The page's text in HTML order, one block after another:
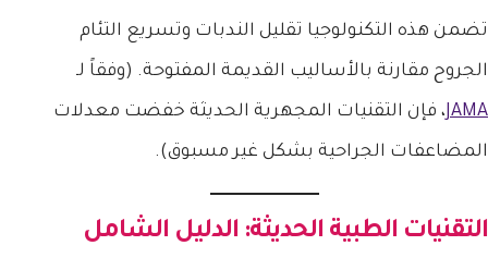
تضمن هذه التكنولوجيا تقليل الندبات وتسريع التئام
الجروح مقارنة بالأساليب القديمة المفتوحة. (وفقاً لـ
JAMA ، فإن التقنيات المجهرية الحديثة خفضت معدلات
المضاعفات الجراحية بشكل غير مسبوق).
التقنيات الطبية الحديثة: الدليل الشامل